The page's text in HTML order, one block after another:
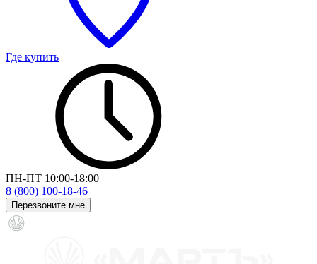
Где купить
ПН-ПТ 10:00-18:00
8 (800) 100-18-46
Перезвоните мне